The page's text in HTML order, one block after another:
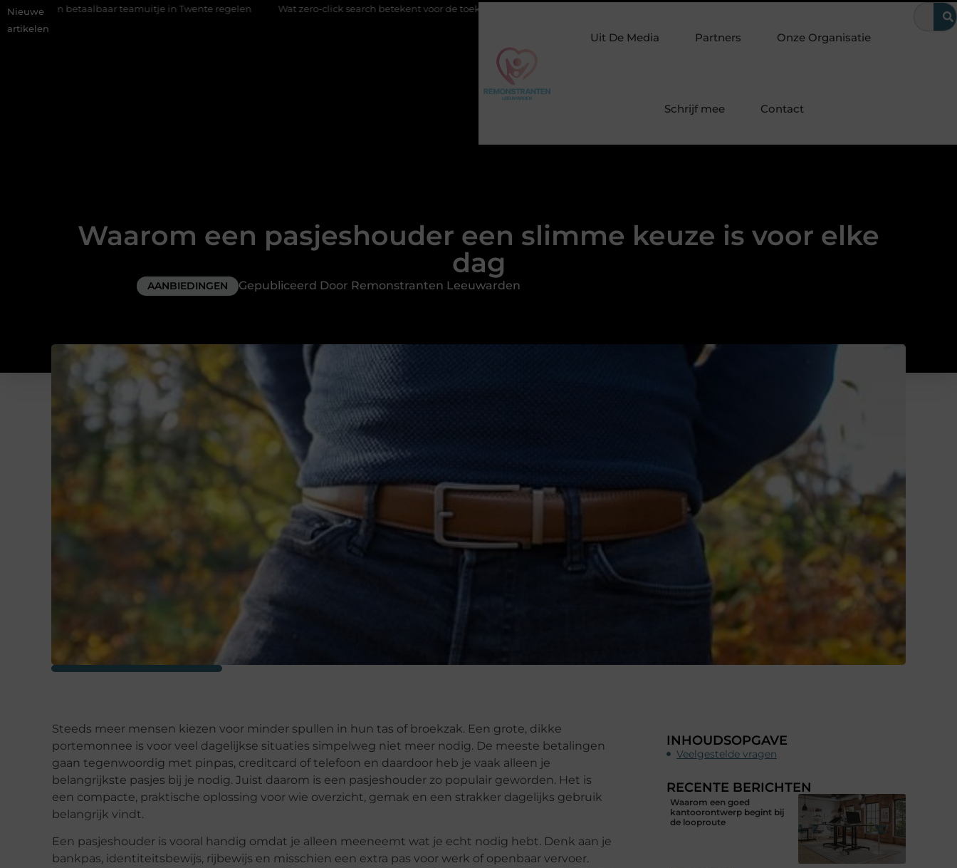
Nieuwe
artikelen
teamuitje in Twente regelen Wat zero-click search betekent voor de toekomst van online zichtbaarheid Zwarte houten
Uit De Media Partners Onze Organisatie
Schrijf mee Contact
Waarom een pasjeshouder een slimme keuze is voor elke
dag
AANBIEDINGEN Gepubliceerd Door Remonstranten Leeuwarden
Steeds meer mensen kiezen voor minder spullen in hun tas of broekzak. Een grote, dikke
portemonnee is voor veel dagelijkse situaties simpelweg niet meer nodig. De meeste betalingen
gaan tegenwoordig met pinpas, creditcard of telefoon en daardoor heb je vaak alleen je
belangrijkste pasjes bij je nodig. Juist daarom is een pasjeshouder zo populair geworden. Het is
een compacte, praktische oplossing voor wie overzicht, gemak en een strakker dagelijks gebruik
belangrijk vindt.
Een pasjeshouder is vooral handig omdat je alleen meeneemt wat je echt nodig hebt. Denk aan je
bankpas, identiteitsbewijs, rijbewijs en misschien een extra pas voor werk of openbaar vervoer.
INHOUDSOPGAVE
Veelgestelde vragen
RECENTE BERICHTEN
Waarom een goed
kantoorontwerp begint bij
de looproute